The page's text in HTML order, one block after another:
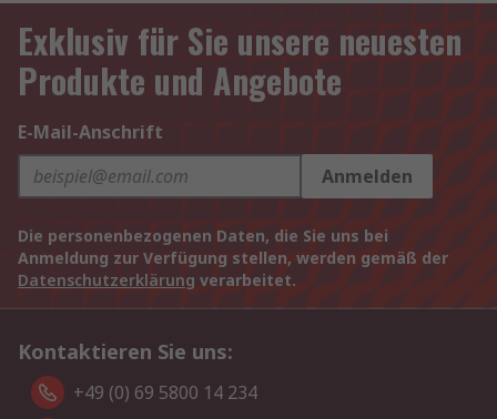
Exklusiv für Sie unsere neuesten
Produkte und Angebote
E-Mail-Anschrift
Anmelden
Die personenbezogenen Daten, die Sie uns bei
Anmeldung zur Verfügung stellen, werden gemäß der
Datenschutzerklärung verarbeitet.
Kontaktieren Sie uns:
+49 (0) 69 5800 14 234